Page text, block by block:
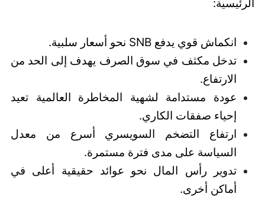
الرئيسية:
انكماش قوي يدفع SNB نحو أسعار سلبية.
تدخل مكثف في سوق الصرف يهدف إلى الحد من
الارتفاع.
عودة مستدامة لشهية المخاطرة العالمية تعيد
إحياء صفقات الكاري.
ارتفاع التضخم السويسري أسرع من معدل
السياسة على مدى فترة مستمرة.
تدوير رأس المال نحو عوائد حقيقية أعلى في
أماكن أخرى.